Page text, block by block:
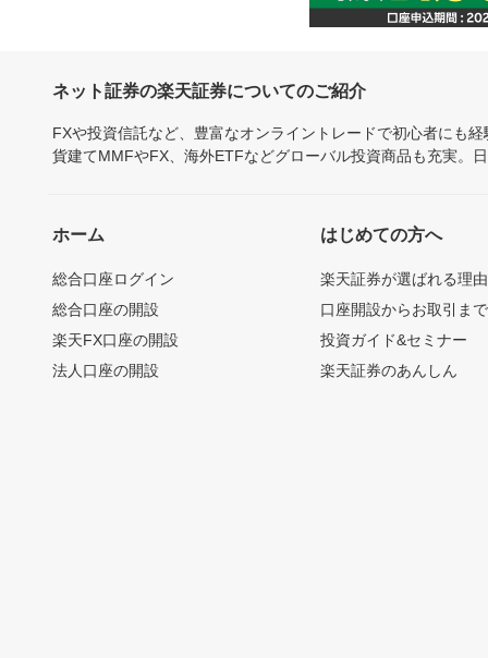
ネット証券の楽天証券についてのご紹介
FXや投資信託など、豊富なオンライントレードで初心者にも
貨建てMMFやFX、海外ETFなどグローバル投資商品も充実。
ホーム
総合口座ログイン
総合口座の開設
楽天FX口座の開設
法人口座の開設
はじめての方へ
楽天証券が選ばれる理由
口座開設からお取引ま
投資ガイド&セミナー
楽天証券のあんしん